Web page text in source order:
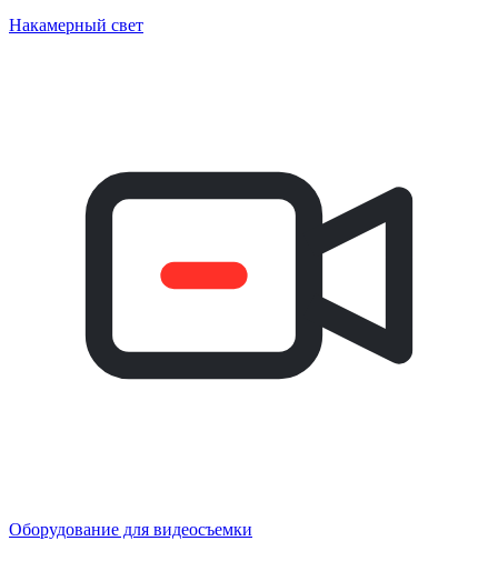
Накамерный свет
Оборудование для видеосъемки